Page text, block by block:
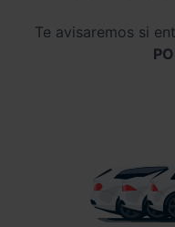
Te avisaremos si